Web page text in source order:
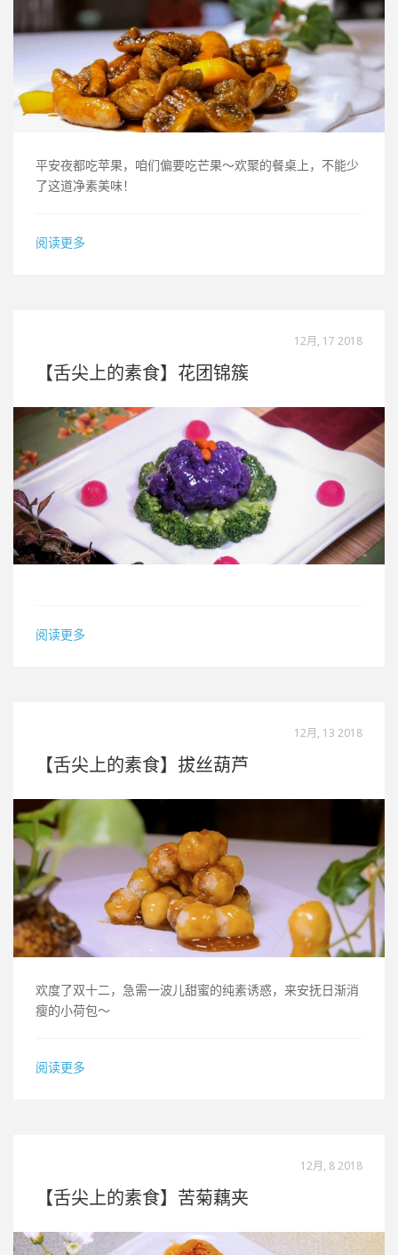
平安夜都吃苹果，咱们偏要吃芒果～欢聚的餐桌上，不能少
了这道净素美味！
阅读更多
12月, 17 2018
【舌尖上的素食】花团锦簇
阅读更多
12月, 13 2018
【舌尖上的素食】拔丝葫芦
欢度了双十二，急需一波儿甜蜜的纯素诱惑，来安抚日渐消
瘦的小荷包～
阅读更多
12月, 8 2018
【舌尖上的素食】苦菊藕夹